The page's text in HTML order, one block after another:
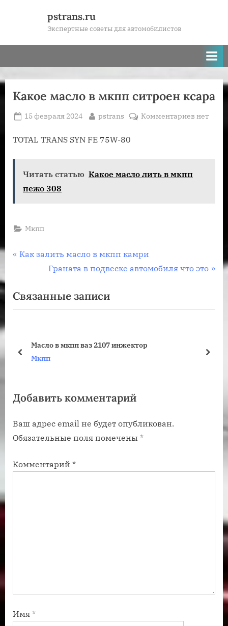
pstrans.ru
Экспертные советы для автомобилистов
Какое масло в мкпп ситроен ксара
Posted
15 февраля 2024 By
pstrans Комментариевкнет
TOTAL TRANS SYN FE 75W-80
Читать статью Какое масло лить в мкпп
пежо 308
Мкпп
Навигация
записям
П
д
ы
щ
з
п
и
ь
Как залить масло в мкпп камри
С
е
д
з
п
и
ь
Граната в подвеске автомобиля что это
Связанные записи
Масло в мкпп ваз 2107 инжектор
Мкпп
пред
Добавить комментарий
Ваш адрес email не будет опубликован.
Обязательные поля помечены *
Комментарий *
Имя *